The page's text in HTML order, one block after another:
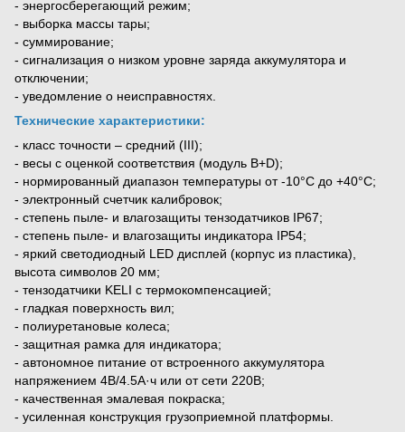
- энергосберегающий режим;
- выборка массы тары;
- суммирование;
- сигнализация о низком уровне заряда аккумулятора и
отключении;
- уведомление о неисправностях.
Технические характеристики:
- класс точности – средний (III);
- весы с оценкой соответствия (модуль B+D);
- нормированный диапазон температуры от -10°С до +40°С;
- электронный счетчик калибровок;
- степень пыле- и влагозащиты тензодатчиков IP67;
- степень пыле- и влагозащиты индикатора IP54;
- яркий светодиодный LED дисплей (корпус из пластика),
высота символов 20 мм;
- тензодатчики KELI с термокомпенсацией;
- гладкая поверхность вил;
- полиуретановые колеса;
- защитная рамка для индикатора;
- автономное питание от встроенного аккумулятора
напряжением 4В/4.5А·ч или от сети 220В;
- качественная эмалевая покраска;
- усиленная конструкция грузоприемной платформы.